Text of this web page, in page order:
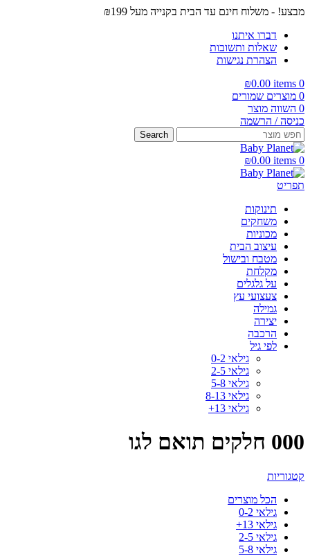
מבצע! - משלוח חינם עד הבית בקנייה מעל ₪199
דברו איתנו
שאלות ותשובות
הצהרת נגישות
0
items
₪0.00
0 מוצרים שמורים
0 השווה מוצר
כניסה / הרשמה
Search
0
items
₪0.00
תפריט
תינוקות
משחקים
מכוניות
עיצוב הבית
מטבח ובישול
מקלחת
על גלגלים
צעצועי עץ
גמילה
יצירה
הרכבה
לפי גיל
גילאי 0-2
גילאי 2-5
גילאי 5-8
גילאי 8-13
גילאי 13+
000 חלקים תואם לגו
קטגוריות
הכל מוצרים
גילאי 0-2
גילאי 13+
גילאי 2-5
גילאי 5-8